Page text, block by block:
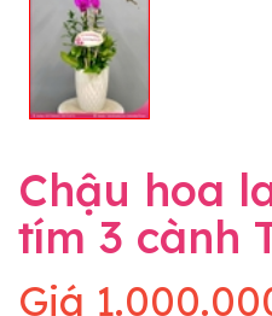
Chậu hoa
tím 3 cành
Giá